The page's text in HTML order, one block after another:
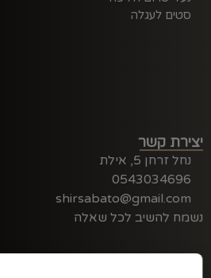
יצירת קשר
נחל זרחן 5, אילת
0543034696
shirsabato@gmail.com
נשמח להשיב לכל שאלה
סטים לעגלה